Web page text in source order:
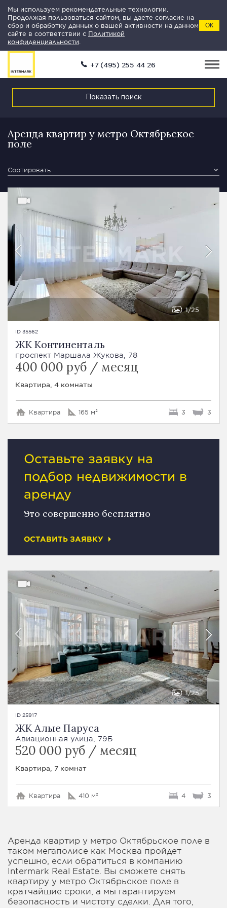
Мы используем рекомендательные технологии.
Продолжая пользоваться сайтом, вы даете согласие на
сбор и обработку данных о вашей активности на данном
сайте в соответствии с Политикой
конфиденциальности
ОК
+7 (495) 255 44 26
Показать поиск
Аренда квартир у метро Октябрьское
поле
Сортировать
1 25
ID 35562
ЖК Континенталь
проспект Маршала Жукова, 78
400 000 руб / месяц
Квартира, 4 комнаты
Квартира 165 м² 3 3
Оставьте заявку на
подбор недвижимости в
аренду
Это совершенно бесплатно
ОСТАВИТЬ ЗАЯВКУ
1 25
ID 25917
ЖК Алые Паруса
Авиационная улица, 79Б
520 000 руб / месяц
Квартира, 7 комнат
Квартира 410 м² 4 3
Аренда квартир у метро Октябрьское поле в
таком мегаполисе как Москва пройдет
успешно, если обратиться в компанию
Intermark Real Estate. Вы сможете снять
квартиру у метро Октябрьское поле в
кратчайшие сроки, а мы гарантируем
безопасность и чистоту сделки. Для того,